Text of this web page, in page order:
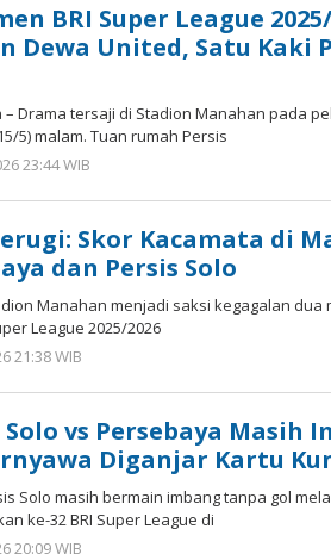
BRI Super League
Dewa United, Satu Kaki
Drama tersaji di Stadion Manahan pada
5) malam. Tuan rumah Persis
23:44 WIB
Skor Kacamata di
dan Persis Solo
Manahan menjadi saksi kegagalan dua
League 2025/2026
21:38 WIB
vs Persebaya Masih
Diganjar Kartu
Solo masih bermain imbang tanpa gol
ke-32 BRI Super League di
20:09 WIB